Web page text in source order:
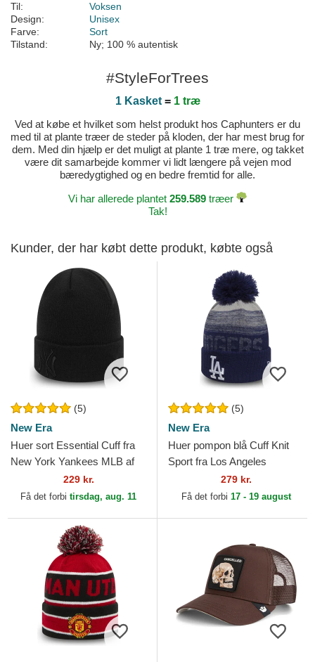
Til:
Voksen
Design:
Unisex
Farve:
Sort
Tilstand:
Ny; 100 % autentisk
#StyleForTrees
1 Kasket= 1 træ
Ved at købe et hvilket som helst produkt hos Caphunters er du
med til at plante træer de steder på kloden, der har mest brug for
dem. Med din hjælp er det muligt at plante 1 træ mere, og takket
være dit samarbejde kommer vi lidt længere på vejen mod
bæredygtighed og en bedre fremtid for alle.
Vi har allerede plantet 259.589 træer
Tak!
Kunder, der har købt dette produkt, købte også
(5)
New Era
Huer sort Essential Cuff fra
New York Yankees MLB af
229 kr.
Få det forbi tirsdag, aug. 11
(5)
New Era
Huer pompon blå Cuff Knit
Sport fra Los Angeles
Dodgers MLB af New Era
279 kr.
Få det forbi 17 - 19 august